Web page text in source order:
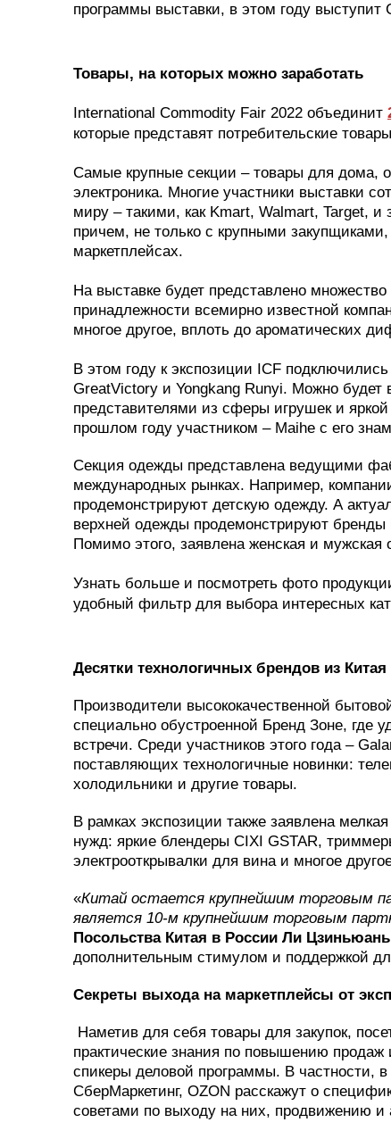
программы выставки, в этом году выступит
Товары, на которых можно заработать
International Commodity Fair 2022 объединит
которые представят потребительские
Самые крупные секции – товары для дома,
электроника. Многие участники выставки
миру – такими, как Kmart, Walmart, Target,
причем, не только с крупными
маркетплейсах.
На выставке будет представлено
принадлежности всемирно известной
многое другое, вплоть до ароматических
В этом году к экспозиции ICF
GreatVictory и Yongkang Runyi. Можно будет
представителями из сферы игрушек и
прошлом году участником – Maihe с его
Секция одежды представлена ведущими
международных рынках. Например,
продемонстрируют детскую одежду. А
верхней одежды продемонстрируют
Помимо этого, заявлена женская и
Узнать больше и посмотреть фото
удобный фильтр для выбора интересных
Десятки технологичных брендов из Китая
Производители высококачественной
специально обустроенной Бренд Зоне, где
встречи. Среди участников этого года –
поставляющих технологичные новинки:
холодильники и другие товары.
В рамках экспозиции также заявлена
нужд: яркие блендеры CIXI GSTAR,
электрооткрывалки для вина и многое
«Китай остается крупнейшим торговым
является 10-м крупнейшим торговым
Посольства Китая в России Ли Цзиньюань
дополнительным стимулом и поддержкой
Секреты выхода на маркетплейсы от
Наметив для себя товары для закупок,
практические знания по повышению продаж
спикеры деловой программы. В частности,
СберМаркетинг, OZON расскажут о
советами по выходу на них, продвижению и